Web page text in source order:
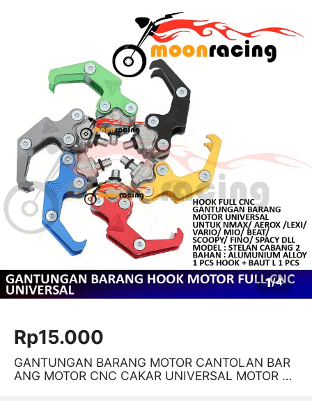
1/4
Rp15.000
GANTUNGAN BARANG MOTOR CANTOLAN BAR
ANG MOTOR CNC CAKAR UNIVERSAL MOTOR H